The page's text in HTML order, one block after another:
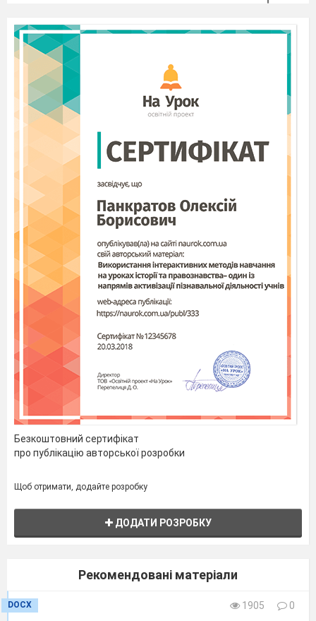
К о л і б
р і
В рамках захоплюючого ритуалу залицяння
самкою
осідлав колібрі,щоб з вітерцем на ньому
покататися
’ його
райдужно- пурпуровим і відстовбурчується
різні
боки
самець колібрі Коста демонструє
створюючи
дивну схожість з формою
щупалець
Тому з боку взагалі здається,що маленький
восьминіг
Безкоштовний сертифікат
про публікацію авторської розробки
Щоб отримати, додайте розробку
ДОДАТИ РОЗРОБКУ
Рекомендовані матеріали
DOCX 1905
0